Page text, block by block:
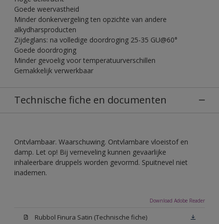
Goede weervastheid
Minder donkervergeling ten opzichte van andere
alkydharsproducten
Zijdeglans: na volledige doordroging 25-35 GU@60°
Goede doordroging
Minder gevoelig voor temperatuurverschillen
Gemakkelijk verwerkbaar
Technische fiche en documenten
Ontvlambaar. Waarschuwing. Ontvlambare vloeistof en
damp. Let op! Bij verneveling kunnen gevaarlijke
inhaleerbare druppels worden gevormd. Spuitnevel niet
inademen.
Download Adobe Reader
Rubbol Finura Satin (Technische fiche)